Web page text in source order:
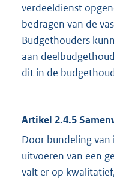
verdeeldienst
bedragen van de
Budgethouders
aan
dit in de
Artikel 2.4.5
Door bundeling
uitvoeren van een
valt er op